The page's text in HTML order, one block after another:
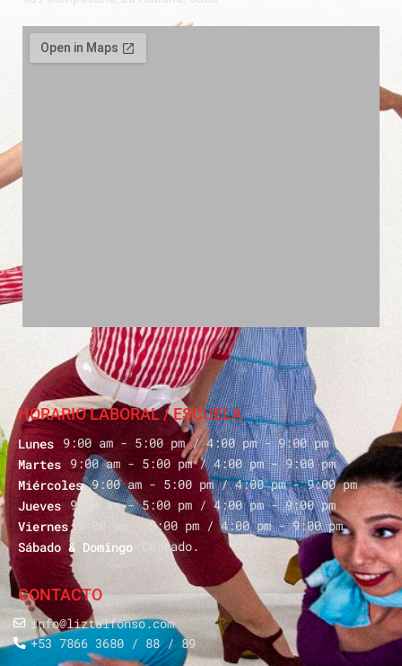
HORARIO LABORAL / ESCUELA
Lunes 9:00 am - 5:00 pm / 4:00 pm - 9:00 pm
Martes 9:00 am - 5:00 pm / 4:00 pm - 9:00 pm
Miércoles 9:00 am - 5:00 pm / 4:00 pm - 9:00 pm
Jueves 9:00 am - 5:00 pm / 4:00 pm - 9:00 pm
Viernes
9:00 am - 5:00 pm / 4:00 pm - 9:00 pm
Sábado & Domingo
Cerrado.
CONTACTO
info@liztalfonso.com
+53 7866 3680 / 88 / 89